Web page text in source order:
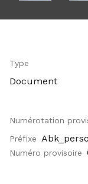
Type
Document
Numérotation
Préfixe
Numéro provisoire